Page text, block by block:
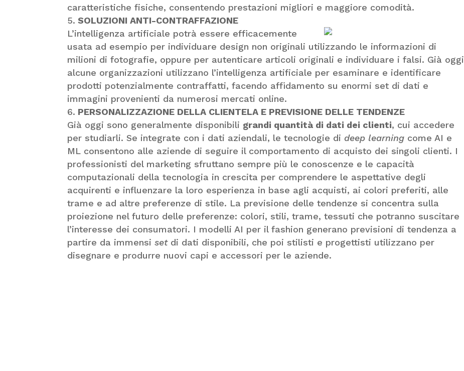
caratteristiche fisiche, consentendo prestazioni migliori e maggiore comodità.
SOLUZIONI ANTI-CONTRAFFAZIONE
L’intelligenza artificiale potrà essere efficacemente
usata ad esempio per individuare design non originali utilizzando le informazioni di
milioni di fotografie, oppure per autenticare articoli originali e individuare i falsi. Già oggi
alcune organizzazioni utilizzano l’intelligenza artificiale per esaminare e identificare
prodotti potenzialmente contraffatti, facendo affidamento su enormi set di dati e
immagini provenienti da numerosi mercati online.
PERSONALIZZAZIONE DELLA CLIENTELA E PREVISIONE DELLE TENDENZE
Già oggi sono generalmente disponibili grandi quantità di dati dei clienti, cui accedere
per studiarli. Se integrate con i dati aziendali, le tecnologie di deep learning come AI e
ML consentono alle aziende di seguire il comportamento di acquisto dei singoli clienti. I
professionisti del marketing sfruttano sempre più le conoscenze e le capacità
computazionali della tecnologia in crescita per comprendere le aspettative degli
acquirenti e influenzare la loro esperienza in base agli acquisti, ai colori preferiti, alle
trame e ad altre preferenze di stile. La previsione delle tendenze si concentra sulla
proiezione nel futuro delle preferenze: colori, stili, trame, tessuti che potranno suscitare
l’interesse dei consumatori. I modelli AI per il fashion generano previsioni di tendenza a
partire da immensisetdi dati disponibili, che poi stilisti e progettisti utilizzano per
disegnare e produrre nuovi capi e accessori per le aziende.